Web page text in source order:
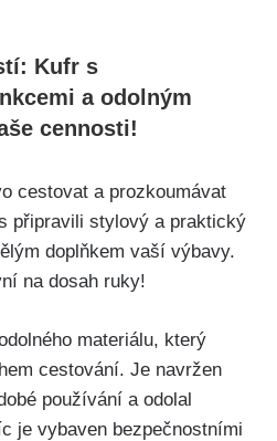
Kufr s
a odolným
cennosti!
cestovat a prozkoumávat
připravili stylový a⁢ praktický
doplňkem vaší výbavy.
na dosah ruky!
materiálu, který
cestování. Je⁣ navržen
používání a ‍odolal
je vybaven bezpečnostními